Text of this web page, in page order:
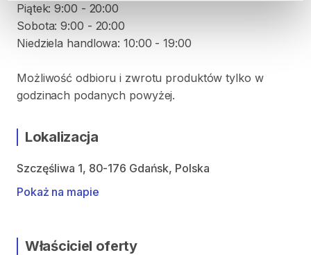
Piątek: 9:00 - 20:00
Sobota: 9:00 - 20:00
Niedziela handlowa: 10:00 - 19:00
Możliwość odbioru i zwrotu produktów tylko w
godzinach podanych powyżej.
Lokalizacja
Szczęśliwa 1, 80-176 Gdańsk, Polska
Pokaż na mapie
Właściciel oferty